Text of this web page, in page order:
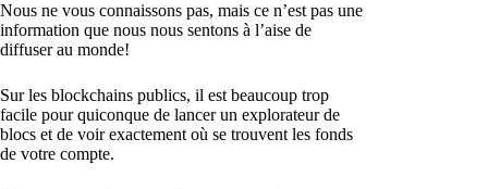
Nous ne vous connaissons pas, mais ce n’est pas une
information que nous nous sentons à l’aise de
diffuser au monde!
Sur les blockchains publics, il est beaucoup trop
facile pour quiconque de lancer un explorateur de
blocs et de voir exactement où se trouvent les fonds
de votre compte.